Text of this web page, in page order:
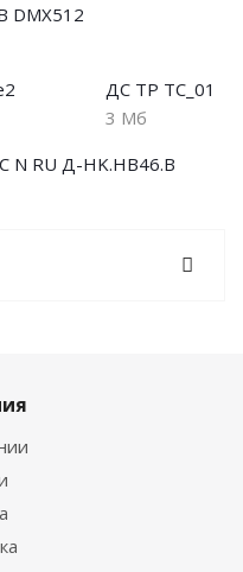
DMX512
ДС ТР ТС_01
3 Мб
N RU Д-HK.НВ46.В